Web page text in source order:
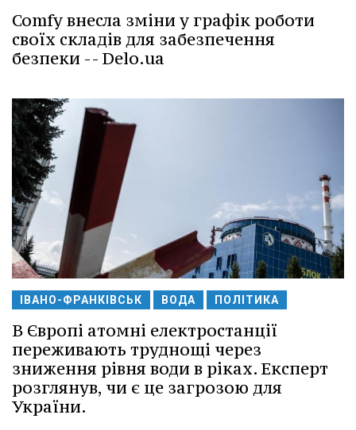
Comfy внесла зміни у графік роботи
своїх складів для забезпечення
безпеки -- Delo.ua
ІВАНО-ФРАНКІВСЬК ВОДА ПОЛІТИКА
В Європі атомні електростанції
переживають труднощі через
зниження рівня води в ріках. Експерт
розглянув, чи є це загрозою для
України.